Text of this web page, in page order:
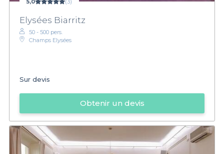
Elysées Biarritz
50 - 500 pers.
Champs Elysées
Sur devis
Obtenir un devis